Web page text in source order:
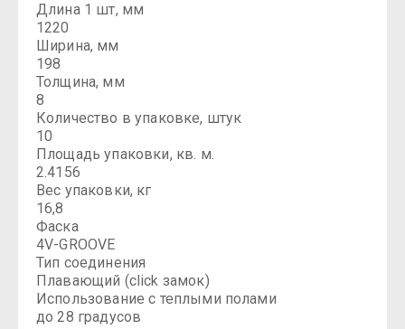
Длина 1 шт, мм
1220
Ширина, мм
198
Толщина, мм
8
Количество в упаковке, штук
10
Площадь упаковки, кв. м.
2.4156
Вес упаковки, кг
16,8
Фаска
4V-GROOVE
Тип соединения
Плавающий (click замок)
Использование с теплыми полами
до 28 градусов